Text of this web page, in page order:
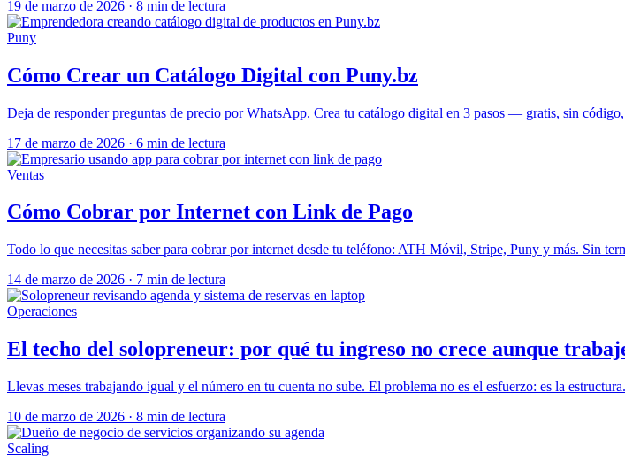
19 de marzo de 2026 · 8 min de lectura
Puny
Cómo Crear un Catálogo Digital con Puny.bz
Deja de responder preguntas de precio por WhatsApp. Crea tu catálogo digital en 3 pasos — gratis, sin
17 de marzo de 2026 · 6 min de lectura
Ventas
Cómo Cobrar por Internet con Link de Pago
Todo lo que necesitas saber para cobrar por internet desde tu teléfono: ATH Móvil, Stripe, Puny y más. Sin
14 de marzo de 2026 · 7 min de lectura
Operaciones
El techo del solopreneur: por qué tu ingreso no crece aunque
Llevas meses trabajando igual y el número en tu cuenta no sube. El problema no es el esfuerzo: es la
10 de marzo de 2026 · 8 min de lectura
Scaling